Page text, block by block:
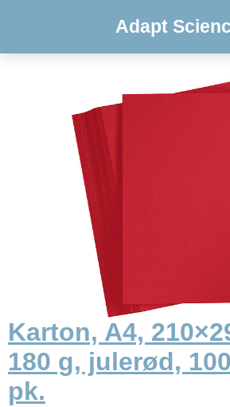
Adapt
Karton, A4,
180 g, julerød,
pk.